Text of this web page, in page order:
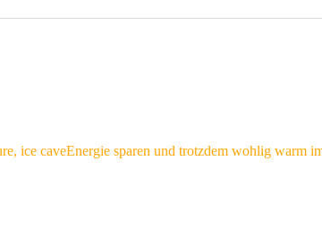
Energie sparen und trotzdem wohlig warm